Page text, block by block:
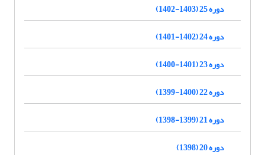
دوره 25 (1403-1402)
دوره 24 (1402-1401)
دوره 23 (1401-1400)
دوره 22 (1400-1399)
دوره 21 (1399-1398)
دوره 20 (1398)